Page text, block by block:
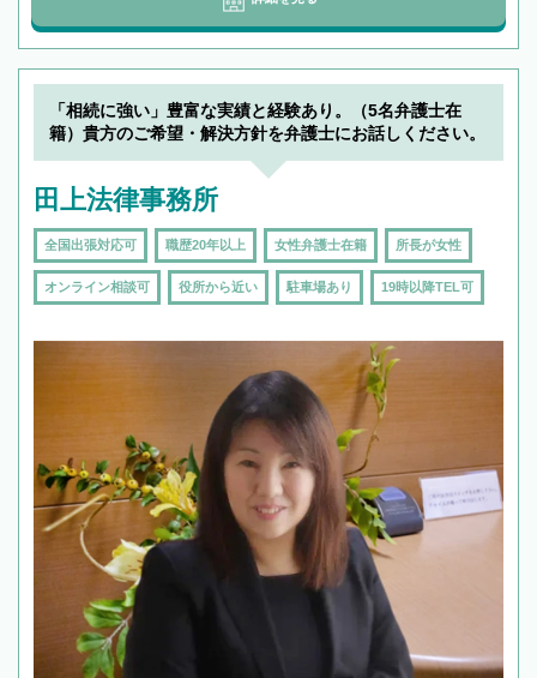
「相続に強い」豊富な実績と経験あり。（5名弁護士在
籍）貴方のご希望・解決方針を弁護士にお話しください。
田上法律事務所
全国出張対応可 職歴20年以上 女性弁護士在籍 所長が女性
オンライン相談可 役所から近い 駐車場あり 19時以降TEL可